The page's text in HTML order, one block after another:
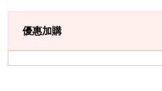
優惠加購